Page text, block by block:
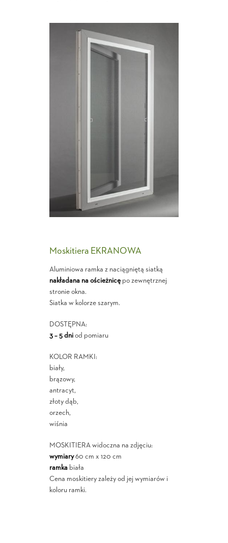
Moskitiera EKRANOWA
Aluminiowa ramka z naciągniętą siatką
nakładana na ościeżnicępo zewnętrznej
stronie okna.
Siatka w kolorze szarym.
DOSTĘPNA:
3 – 5 dniod pomiaru
KOLOR RAMKI:
biały,
brązowy,
antracyt,
złoty dąb,
orzech,
wiśnia
MOSKITIERA widoczna na zdjęciu:
wymiary60 cm x 120 cm
ramkabiała
Cena moskitiery zależy od jej wymiarów i
koloru ramki.